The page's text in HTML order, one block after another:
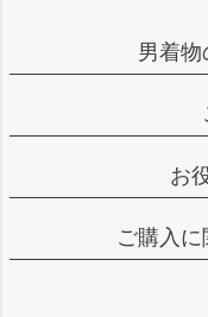
男着物
お
ご購入